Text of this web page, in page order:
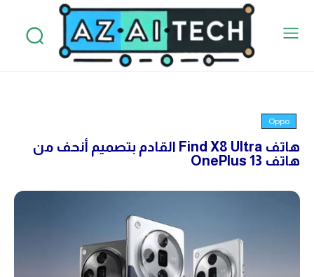
Oppo
هاتف Find X8 Ultra القادم بتصميم أنحف من
هاتف OnePlus 13